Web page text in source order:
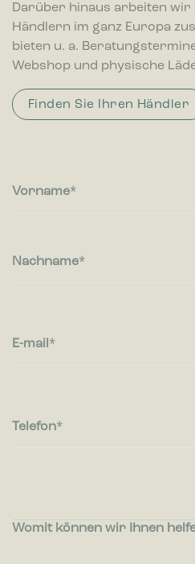
Darüber hinaus arbeiten wir
Händlern im ganz Europa
bieten u. a.
Webshop und physische
Finden Sie Ihren Händler
Vorname
Nachname
E-mail
Telefon
Womit können wir Ihnen